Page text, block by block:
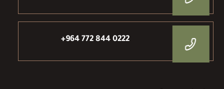
+964 772 844 0222